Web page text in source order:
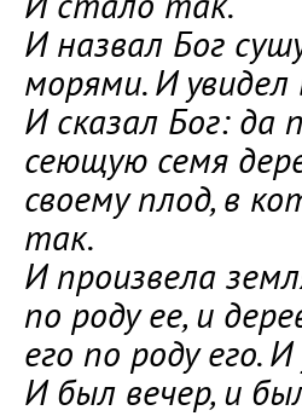
И назвал Бог
морями. И
И сказал Бог: да
сеющую семя
своему плод, в
так.
И произвела
по роду ее, и
его по роду его.
И был вечер, и